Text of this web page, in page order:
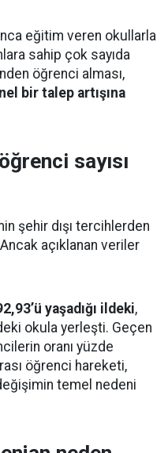
eğitim veren okullarla
sahip çok sayıda
öğrenci alması,
bir talep artışına
sayısı
şehir dışı tercihlerden
açıklanan veriler
yaşadığı ildeki,
okula yerleşti. Geçen
oranı yüzde
öğrenci hareketi,
temel nedeni